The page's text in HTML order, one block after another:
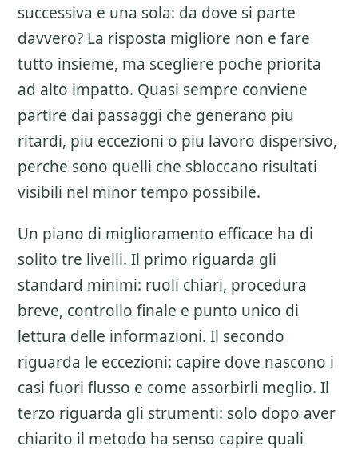
successiva e una sola: da dove si parte
davvero? La risposta migliore non e fare
tutto insieme, ma scegliere poche priorita
ad alto impatto. Quasi sempre conviene
partire dai passaggi che generano piu
ritardi, piu eccezioni o piu lavoro dispersivo,
perche sono quelli che sbloccano risultati
visibili nel minor tempo possibile.
Un piano di miglioramento efficace ha di
solito tre livelli. Il primo riguarda gli
standard minimi: ruoli chiari, procedura
breve, controllo finale e punto unico di
lettura delle informazioni. Il secondo
riguarda le eccezioni: capire dove nascono i
casi fuori flusso e come assorbirli meglio. Il
terzo riguarda gli strumenti: solo dopo aver
chiarito il metodo ha senso capire quali